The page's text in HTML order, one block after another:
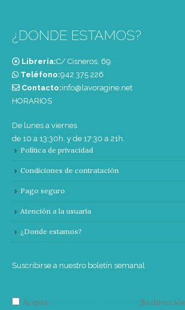
¿DONDE ESTAMOS?
Librería:C/ Cisneros, 69
Teléfono:‭942 375 226‬
Contacto:info@lavoragine.net
HORARIOS
De lunes a viernes
de 10 a 13:30h. y de 17:30 a 21h.
Política de privacidad
Condiciones de contratación
Pago seguro
Atención a la usuaria
¿Donde estamos?
Suscribirse a nuestro boletín semanal
Acepto
Su